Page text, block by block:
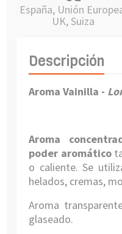
España, Unión
UK, Suiza
Descripción
Aroma Vainilla -
Aroma
poder aromático
o caliente. Se
helados, cremas,
Aroma
glaseado.